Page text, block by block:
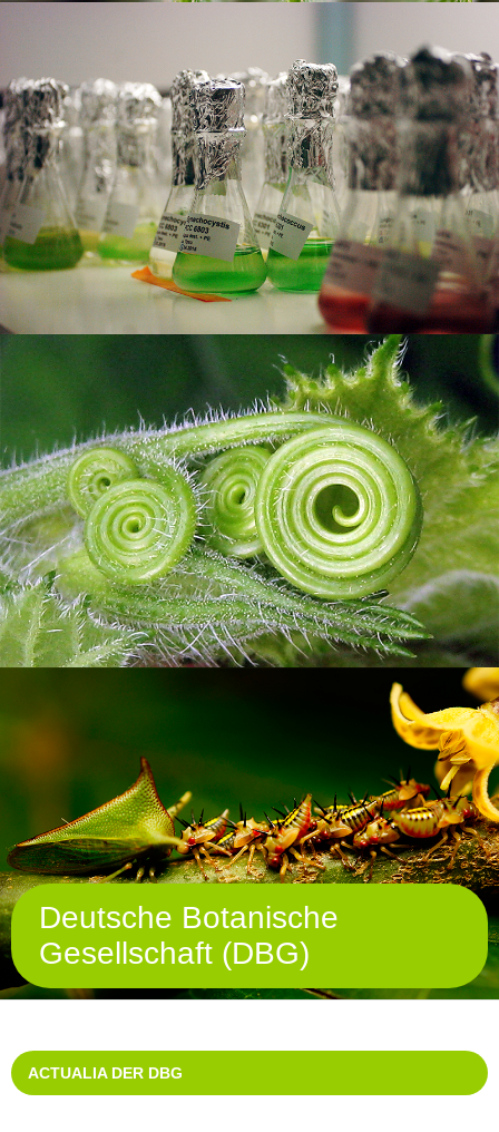
Deutsche Botanische
Gesellschaft (DBG)
ACTUALIA DER DBG